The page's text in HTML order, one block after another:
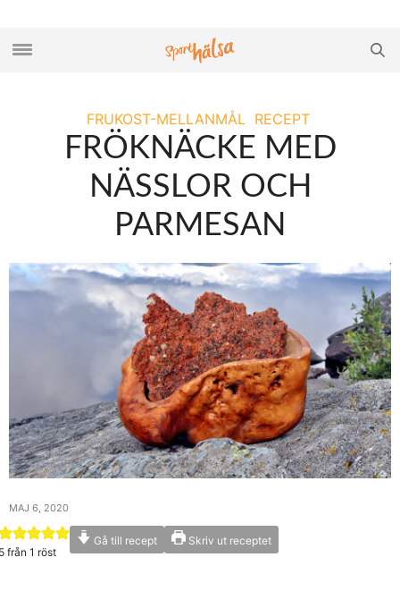
FRUKOST-MELLANMÅL RECEPT
FRÖKNÄCKE MED
NÄSSLOR OCH
PARMESAN
MAJ 6, 2020
från 1 röst
Gå till recept Skriv ut receptet